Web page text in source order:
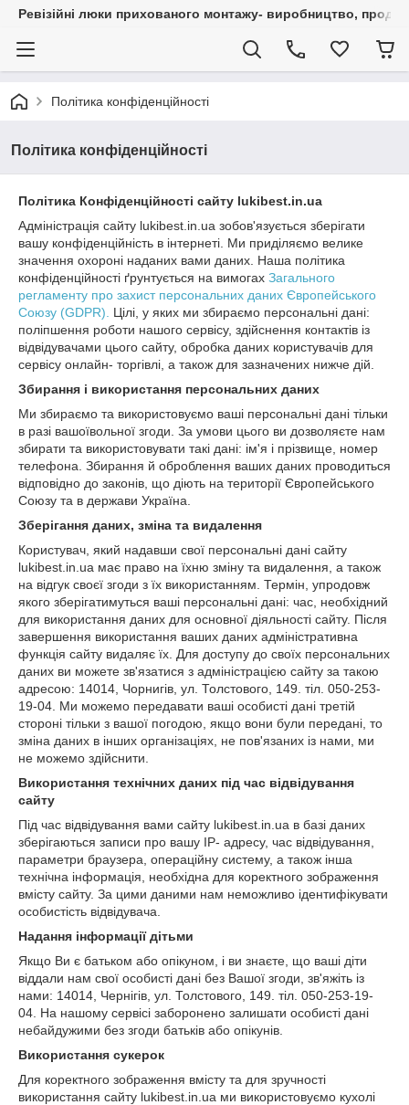
Ревізійні люки прихованого монтажу- виробництво, продаж
Політика конфіденційності
Політика конфіденційності
Політика Конфіденційності сайту lukibest.in.ua
Адміністрація сайту lukibest.in.ua зобов'язується зберігати
вашу конфіденційність в інтернеті. Ми приділяємо велике
значення охороні наданих вами даних. Наша політика
конфіденційності ґрунтується на вимогах Загального
регламенту про захист персональних даних Європейського
Союзу (GDPR). Цілі, у яких ми збираємо персональні дані:
поліпшення роботи нашого сервісу, здійснення контактів із
відвідувачами цього сайту, обробка даних користувачів для
сервісу онлайн- торгівлі, а також для зазначених нижче дій.
Збирання і використання персональних даних
Ми збираємо та використовуємо ваші персональні дані тільки
в разі вашоївольної згоди. За умови цього ви дозволяєте нам
збирати та використовувати такі дані: ім'я і прізвище, номер
телефона. Збирання й оброблення ваших даних проводиться
відповідно до законів, що діють на території Європейського
Союзу та в держави Україна.
Зберігання даних, зміна та видалення
Користувач, який надавши свої персональні дані сайту
lukibest.in.ua має право на їхню зміну та видалення, а також
на відгук своєї згоди з їх використанням. Термін, упродовж
якого зберігатимуться ваші персональні дані: час, необхідний
для використання даних для основної діяльності сайту. Після
завершення використання ваших даних адміністративна
функція сайту видаляє їх. Для доступу до своїх персональних
даних ви можете зв'язатися з адміністрацією сайту за такою
адресою: 14014, Чорнигів, ул. Толстового, 149. тіл. 050-253-
19-04. Ми можемо передавати ваші особисті дані третій
стороні тільки з вашої погодою, якщо вони були передані, то
зміна даних в інших організаціях, не пов'язаних із нами, ми
не можемо здійснити.
Використання технічних даних під час відвідування
сайту
Під час відвідування вами сайту lukibest.in.ua в базі даних
зберігаються записи про вашу IP- адресу, час відвідування,
параметри браузера, операційну систему, а також інша
технічна інформація, необхідна для коректного зображення
вмісту сайту. За цими даними нам неможливо ідентифікувати
особистість відвідувача.
Надання інформації дітьми
Якщо Ви є батьком або опікуном, і ви знаєте, що ваші діти
віддали нам свої особисті дані без Вашої згоди, зв'яжіть із
нами: 14014, Чернігів, ул. Толстового, 149. тіл. 050-253-19-
04. На нашому сервісі заборонено залишати особисті дані
небайдужими без згоди батьків або опікунів.
Використання cукерок
Для коректного зображення вмісту та для зручності
використання сайту lukibest.in.ua ми використовуємо кухолі